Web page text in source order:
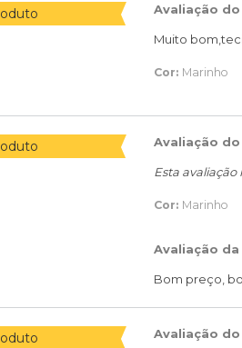
Avaliação
Muito
Cor: Marinho
Avaliação
Esta
Cor: Marinho
Avaliação da
Bom preço,
Avaliação